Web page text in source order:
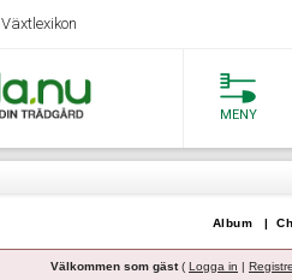
Växtlexikon
MENY
Album |
Välkommen som gäst( Logga in |